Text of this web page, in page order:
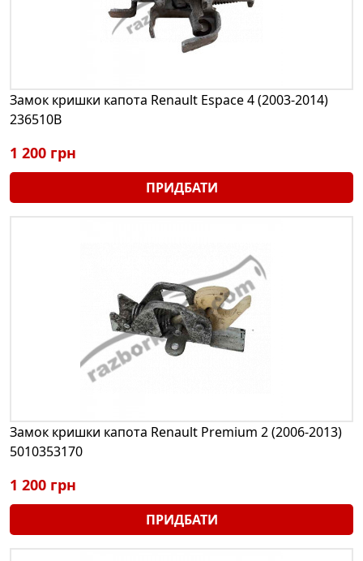
Замок кришки капота Renault Espace 4 (2003-2014)
236510B
1 200 грн
ПРИДБАТИ
Замок кришки капота Renault Premium 2 (2006-2013)
5010353170
1 200 грн
ПРИДБАТИ